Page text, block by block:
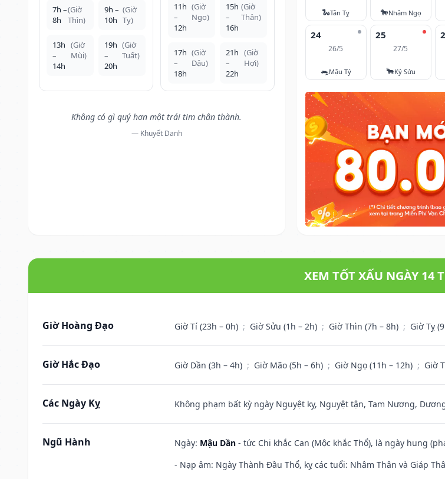
7h –
8h
(Giờ
Thìn)
9h –
10h
(Giờ
Tỵ)
13h
–
14h
(Giờ
Mùi)
19h
–
20h
(Giờ
Tuất)
11h
–
12h
(Giờ
Ngọ)
15h
–
16h
(Giờ
Thân)
17h
–
18h
(Giờ
Dậu)
21h
–
22h
(Giờ
Hợi)
Không có gì quý hơn một trái tim chân thành.
— Khuyết Danh
🐍Tân Tỵ 🐎Nhâm Ngọ
24
26/5
🐀Mậu Tý
25
27/5
🐂Kỷ Sửu
XEM TỐT XẤU NGÀY 14
Giờ Hoàng Đạo Giờ Tí (23h – 0h) ; Giờ Sửu (1h – 2h) ; Giờ Thìn (7h – 8h) ; Giờ Tỵ
Giờ Hắc Đạo Giờ Dần (3h – 4h) ; Giờ Mão (5h – 6h) ; Giờ Ngọ (11h – 12h) ; Giờ
Các Ngày Kỵ Không phạm bất kỳ ngày Nguyệt kỵ, Nguyệt tận, Tam Nương,
Ngũ Hành Ngày: Mậu Dần - tức Chi khắc Can (Mộc khắc Thổ), là ngày hung
- Nạp âm: Ngày Thành Đầu Thổ, kỵ các tuổi: Nhâm Thân và Giáp